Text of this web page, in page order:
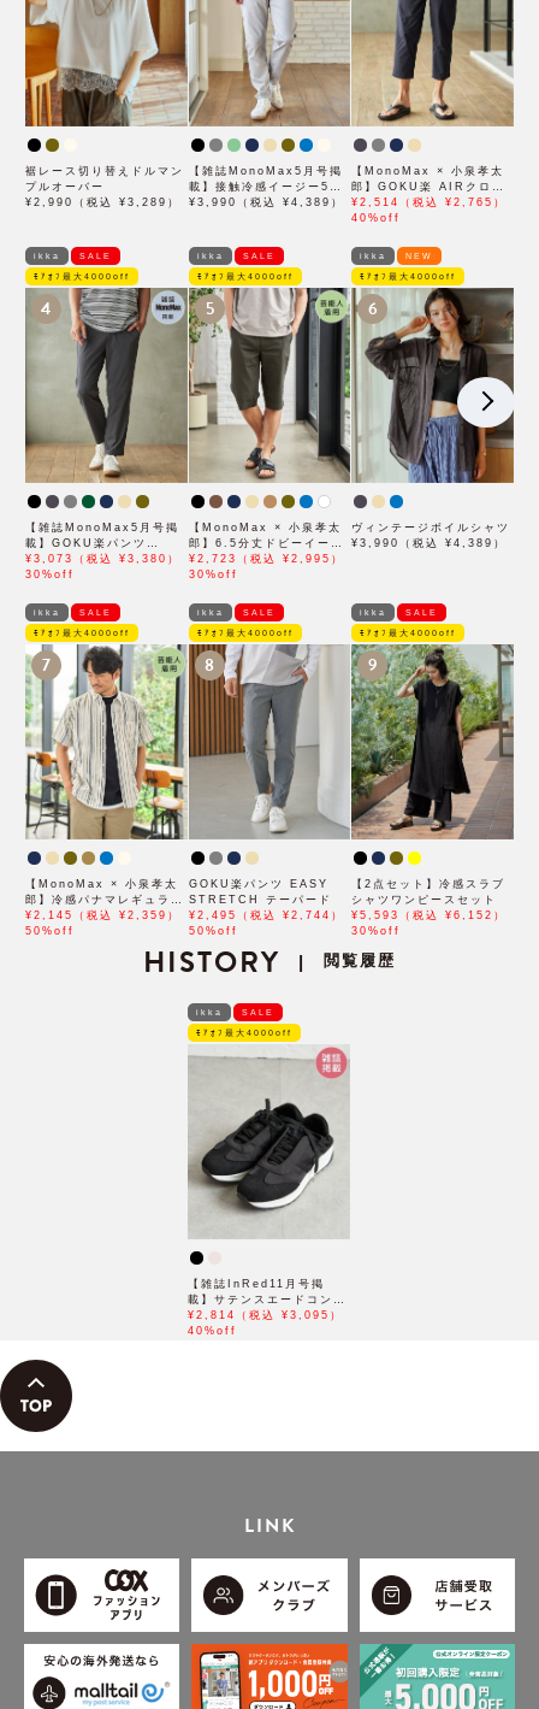
裾レース切り替えドルマン
プルオーバー
¥2,990（税込 ¥3,289）
【雑誌MonoMax5月号掲
載】接触冷感イージー5ポ
ケット
¥3,990（税込 ¥4,389）
【MonoMax × 小泉孝太
郎】GOKU楽 AIRクロッ
プドパンツ「小泉孝太郎さ
ん着用モデル」
¥2,514（税込 ¥2,765）
40%off
ikka SALE
ﾓｱｵﾌ最大4000off
4
【雑誌MonoMax5月号掲
載】GOKU楽パンツ
EASY STRETCH 冷感ア
ンクル【接触冷感】「小泉
¥3,073（税込 ¥3,380）
30%off
ikka SALE
ﾓｱｵﾌ最大4000off
5
【MonoMax × 小泉孝太
郎】6.5分丈ドビーイージ
ーハーフパンツ「小泉孝太
郎さん着用モデル」
¥2,723（税込 ¥2,995）
30%off
ikka NEW
ﾓｱｵﾌ最大4000off
6
ヴィンテージボイルシャツ
¥3,990（税込 ¥4,389）
ikka SALE
ﾓｱｵﾌ最大4000off
7
【MonoMax × 小泉孝太
郎】冷感パナマレギュラー
カラー半袖シャツ「小泉孝
太郎さん着用モデル」
¥2,145（税込 ¥2,359）
50%off
ikka SALE
ﾓｱｵﾌ最大4000off
8
GOKU楽パンツ EASY
STRETCH テーパード
¥2,495（税込 ¥2,744）
50%off
ikka SALE
ﾓｱｵﾌ最大4000off
9
【2点セット】冷感スラブ
シャツワンピースセット
¥5,593（税込 ¥6,152）
30%off
HISTORY | 閲覧履歴
ikka SALE
ﾓｱｵﾌ最大4000off
【雑誌InRed11月号掲
載】サテンスエードコンビ
スニーカー
¥2,814（税込 ¥3,095）
40%off
LINK